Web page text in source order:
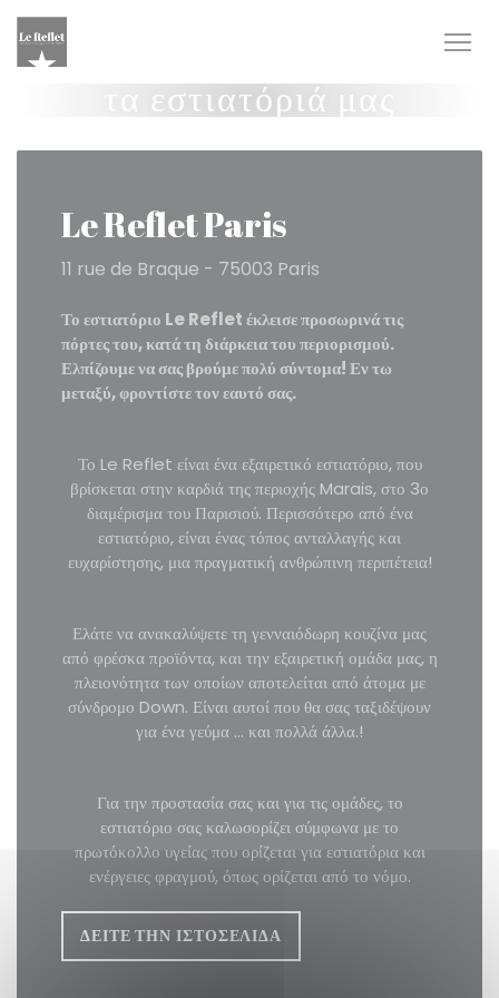
Πίνακας διαχείρισης "Μπισκότων" (Cookies)
τα εστιατόριά μας
Le Reflet Paris
11 rue de Braque - 75003 Paris
Το εστιατόριο Le Reflet έκλεισε προσωρινά τις
πόρτες του, κατά τη διάρκεια του περιορισμού.
Ελπίζουμε να σας βρούμε πολύ σύντομα! Εν τω
μεταξύ, φροντίστε τον εαυτό σας.
Το Le Reflet είναι ένα εξαιρετικό εστιατόριο, που
βρίσκεται στην καρδιά της περιοχής Marais, στο 3ο
διαμέρισμα του Παρισιού. Περισσότερο από ένα
εστιατόριο, είναι ένας τόπος ανταλλαγής και
ευχαρίστησης, μια πραγματική ανθρώπινη περιπέτεια!
Ελάτε να ανακαλύψετε τη γενναιόδωρη κουζίνα μας
από φρέσκα προϊόντα, και την εξαιρετική ομάδα μας, η
πλειονότητα των οποίων αποτελείται από άτομα με
σύνδρομο Down. Είναι αυτοί που θα σας ταξιδέψουν
για ένα γεύμα ... και πολλά άλλα.!
Για την προστασία σας και για τις ομάδες, το
εστιατόριο σας καλωσορίζει σύμφωνα με το
πρωτόκολλο υγείας που ορίζεται για εστιατόρια και
ενέργειες φραγμού, όπως ορίζεται από το νόμο.
ΔΕΊΤΕ ΤΗΝ ΙΣΤΟΣΕΛΊΔΑ